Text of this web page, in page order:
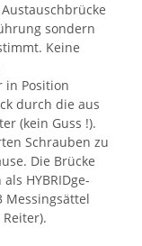
sondern
Keine
in Position
durch die aus
(kein Guss !).
Schrauben zu
Die Brücke
HYBRIDge-
Messingsättel